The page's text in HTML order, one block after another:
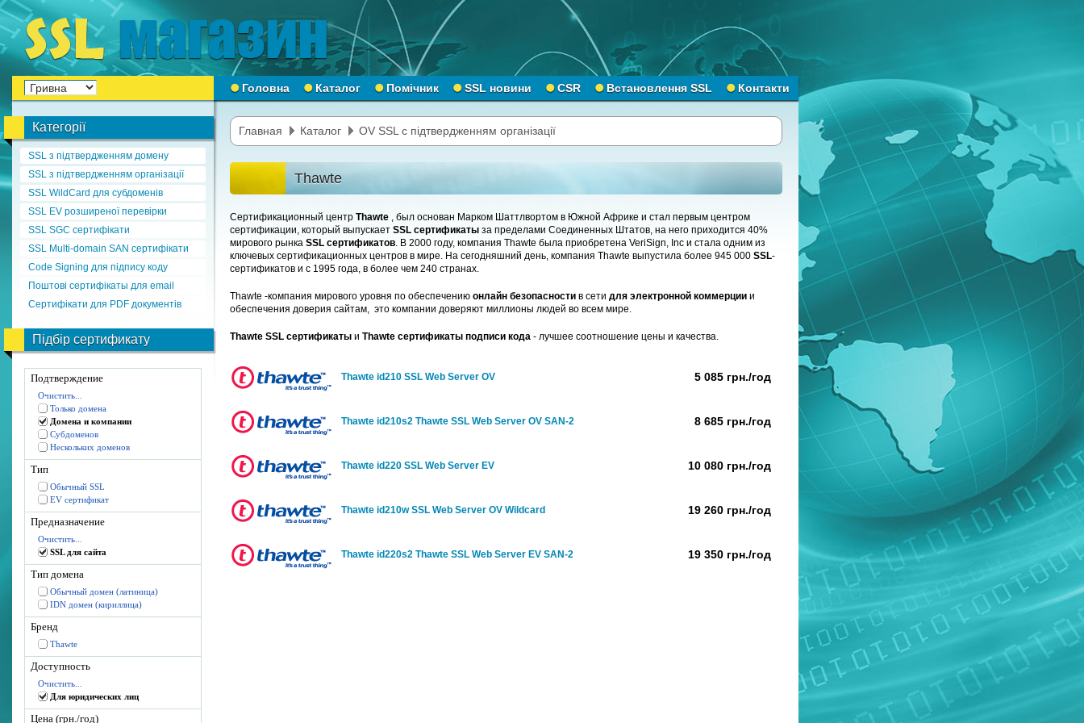
Головна Каталог Помічник SSL новини CSR Встановлення SSL Контакти
Категорії
SSL з підтвердженням домену
SSL з підтвердженням організації
SSL WildCard для субдоменів
SSL EV розширеної перевірки
SSL SGC сертифікати
SSL Multi-domain SAN сертифікати
Code Signing для підпису коду
Поштові сертифікаты для email
Сертифікати для PDF документів
Підбір сертификату
Подтверждение
Очистить...
Только домена
Домена и компании
Субдоменов
Нескольких доменов
Тип
Обычный SSL
EV сертификат
Предназначение
Очистить...
SSL для сайта
Тип домена
Обычный домен (латиница)
IDN домен (кириллица)
Бренд
Thawte
Доступность
Очистить...
Для юридических лиц
Цена (грн./год)
Главная Каталог OV SSL с підтвердженням організації
Thawte
Сертификационный центр Thawte , был основан Марком Шаттлвортом в Южной Африке и стал первым центром
сертификации, который выпускает SSL сертификаты за пределами Соединенных Штатов, на него приходится 40%
мирового рынка SSL сертификатов. В 2000 году, компания Thawte была приобретена VeriSign, Inc и стала одним из
ключевых сертификационных центров в мире. На сегодняшний день, компания Thawte выпустила более 945 000 SSL-
сертификатов и с 1995 года, в более чем 240 странах.
Thawte -компания мирового уровня по обеспечению онлайн безопасности в сети для электронной коммерции и
обеспечения доверия сайтам, это компании доверяют миллионы людей во всем мире.
Thawte SSL сертификаты и Thawte сертификаты подписи кода - лучшее соотношение цены и качества.
Thawte id210 SSL Web Server OV 5 085 грн./год
Thawte id210s2 Thawte SSL Web Server OV SAN-2 8 685 грн./год
Thawte id220 SSL Web Server EV 10 080 грн./год
Thawte id210w SSL Web Server OV Wildcard 19 260 грн./год
Thawte id220s2 Thawte SSL Web Server EV SAN-2 19 350 грн./год